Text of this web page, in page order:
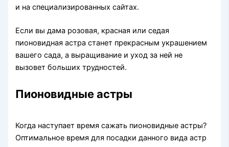
и на специализированных сайтах.
Если вы дама розовая, красная или седая
пионовидная астра станет прекрасным украшением
вашего сада, а выращивание и уход за ней не
вызовет больших трудностей.
Пионовидные астры
Когда наступает время сажать пионовидные астры?
Оптимальное время для посадки данного вида астр